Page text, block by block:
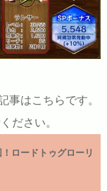
事はこちらです。
ださい。
！ロードトゥグローリ